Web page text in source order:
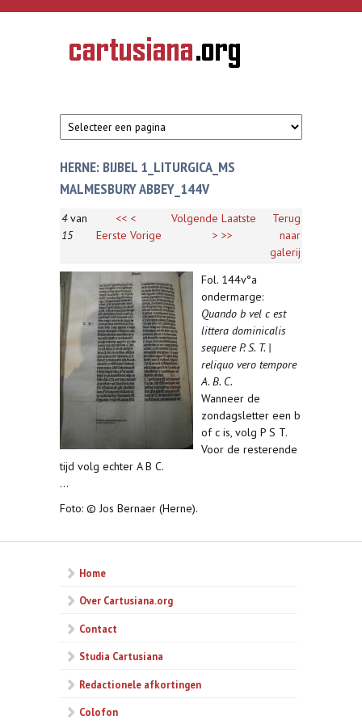
Overslaan en naar de inhoud gaan
CARTUSIANA
Geschiedenis
van de
HERNE: BIJBEL 1_LITURGICA_MS
MALMESBURY ABBEY_144V
4van
15
<<
Eerste
<
Vorige
Volgende
>
Laatste
>>
Terug
naar
galerij
Fol. 144v°a
ondermarge:
Quando b vel c est
littera dominicalis
sequere P. S. T. |
reliquo vero tempore
A. B. C.
Wanneer de
zondagsletter een b
of c is, volg P S T.
Voor de resterende
tijd volg echter A B C.
...
Foto: © Jos Bernaer (Herne).
Home
Over Cartusiana.org
Contact
Studia Cartusiana
Redactionele afkortingen
Colofon